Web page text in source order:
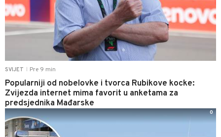
SVIJET Pre 9 min
Popularniji od nobelovke i tvorca Rubikove kocke:
Zvijezda internet mima favorit u anketama za
predsjednika Mađarske
0